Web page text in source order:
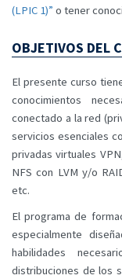
(LPIC 1)” o tener
OBJETIVOS DEL
El presente curso
conocimientos
conectado a la red
servicios esenciales
privadas virtuales
NFS con LVM y/o
etc.
El programa de
especialmente
habilidades
distribuciones de los